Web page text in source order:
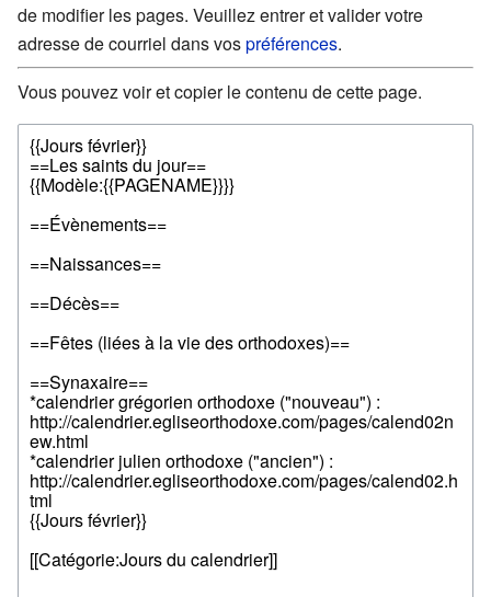
de modifier les pages. Veuillez entrer et valider votre
adresse de courriel dans vospréférences.
Vous pouvez voir et copier le contenu de cette page.